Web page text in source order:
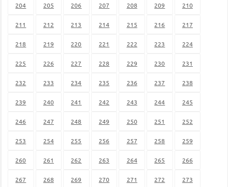
204 205 206 207 208 209 210
211 212 213 214 215 216 217
218 219 220 221 222 223 224
225 226 227 228 229 230 231
232 233 234 235 236 237 238
239 240 241 242 243 244 245
246 247 248 249 250 251 252
253 254 255 256 257 258 259
260 261 262 263 264 265 266
267 268 269 270 271 272 273